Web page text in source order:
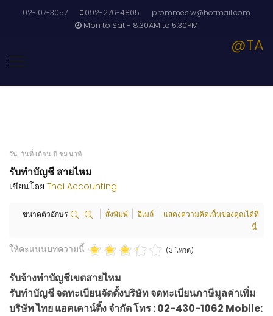
02-107-3057 092-276-4805
prommes.w@hotmail.com
Mon to Sat - 8.30AM to 5.30PM
@TA
วัน, วันที่ เดือน ปี ชม:นาที
รับทำบัญชี สายไหม
เขียนโดย Thai Accounting
ขนาดตัวอักษร สั่งพิมพ์ อีเมล์
แสดงความคิดเห็นของคุณได้ที่
นี่
ให้คะแนนบทความนี้ (3 โหวต)
รับจ้างทำบัญชีเขตสายไหม
รับทำบัญชี จดทะเบียนจัดตั้งบริษัท จดทะเบียนภาษีมูลค่าเพิ่ม
บริษัท ไทย แอคเคาน์ติ้ง จำกัด โทร : 02-430-1062 Mobile: